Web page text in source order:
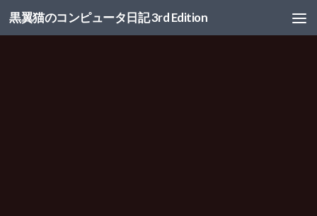
コンテンツへスキップ
黒翼猫のコンピュータ日記 3rd Edition